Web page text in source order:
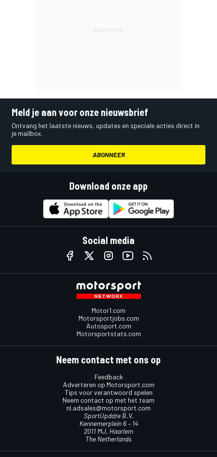
Meld je aan voor onze nieuwsbrief
Ontvang het laatste nieuws, updates en speciale acties direct in
je mailbox.
ABONNEER
Download onze app
Social media
Motor1.com
Motorsportjobs.com
Autosport.com
Motorsportstats.com
Neem contact met ons op
Feedback
Adverteren op Motorsport.com
Tips voor verantwoord spelen
Neem contact op met het team
nl.adsales@motorsport.com
SportUpdate B.V.
Kennemerplein 6 – 14
2011 MJ, Haarlem
The Netherlands